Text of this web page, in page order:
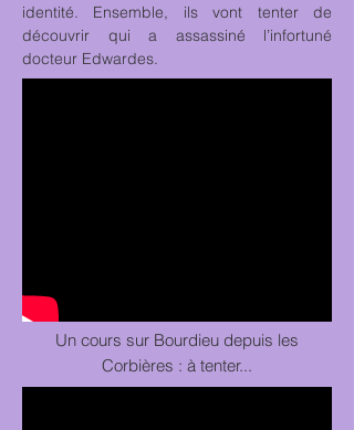
identité. Ensemble, ils vont tenter de
découvrir qui a assassiné l’infortuné
docteur Edwardes.
Un cours sur Bourdieu depuis les
Corbières : à tenter...